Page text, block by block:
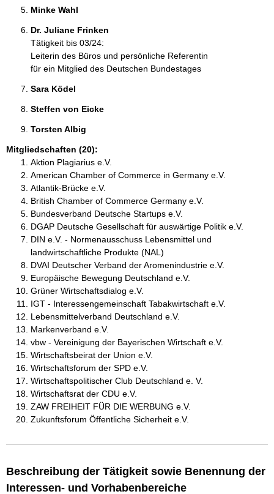
Minke Wahl
Dr. Juliane Frinken
Tätigkeit bis 03/24:
Leiterin des Büros und persönliche Referentin
für ein Mitglied des Deutschen Bundestages
Sara Ködel
Steffen von Eicke
Torsten Albig
Mitgliedschaften (20):
Aktion Plagiarius e.V.
American Chamber of Commerce in Germany e.V.
Atlantik-Brücke e.V.
British Chamber of Commerce Germany e.V.
Bundesverband Deutsche Startups e.V.
DGAP Deutsche Gesellschaft für auswärtige Politik e.V.
DIN e.V. - Normenausschuss Lebensmittel und
landwirtschaftliche Produkte (NAL)
DVAI Deutscher Verband der Aromenindustrie e.V.
Europäische Bewegung Deutschland e.V.
Grüner Wirtschaftsdialog e.V.
IGT - Interessengemeinschaft Tabakwirtschaft e.V.
Lebensmittelverband Deutschland e.V.
Markenverband e.V.
vbw - Vereinigung der Bayerischen Wirtschaft e.V.
Wirtschaftsbeirat der Union e.V.
Wirtschaftsforum der SPD e.V.
Wirtschaftspolitischer Club Deutschland e. V.
Wirtschaftsrat der CDU e.V.
ZAW FREIHEIT FÜR DIE WERBUNG e.V.
Zukunftsforum Öffentliche Sicherheit e.V.
Beschreibung der Tätigkeit sowie Benennung der
Interessen- und Vorhabenbereiche